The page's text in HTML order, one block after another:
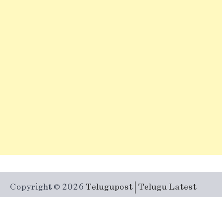
Copyright © 2026 Telugupost | Telugu Latest